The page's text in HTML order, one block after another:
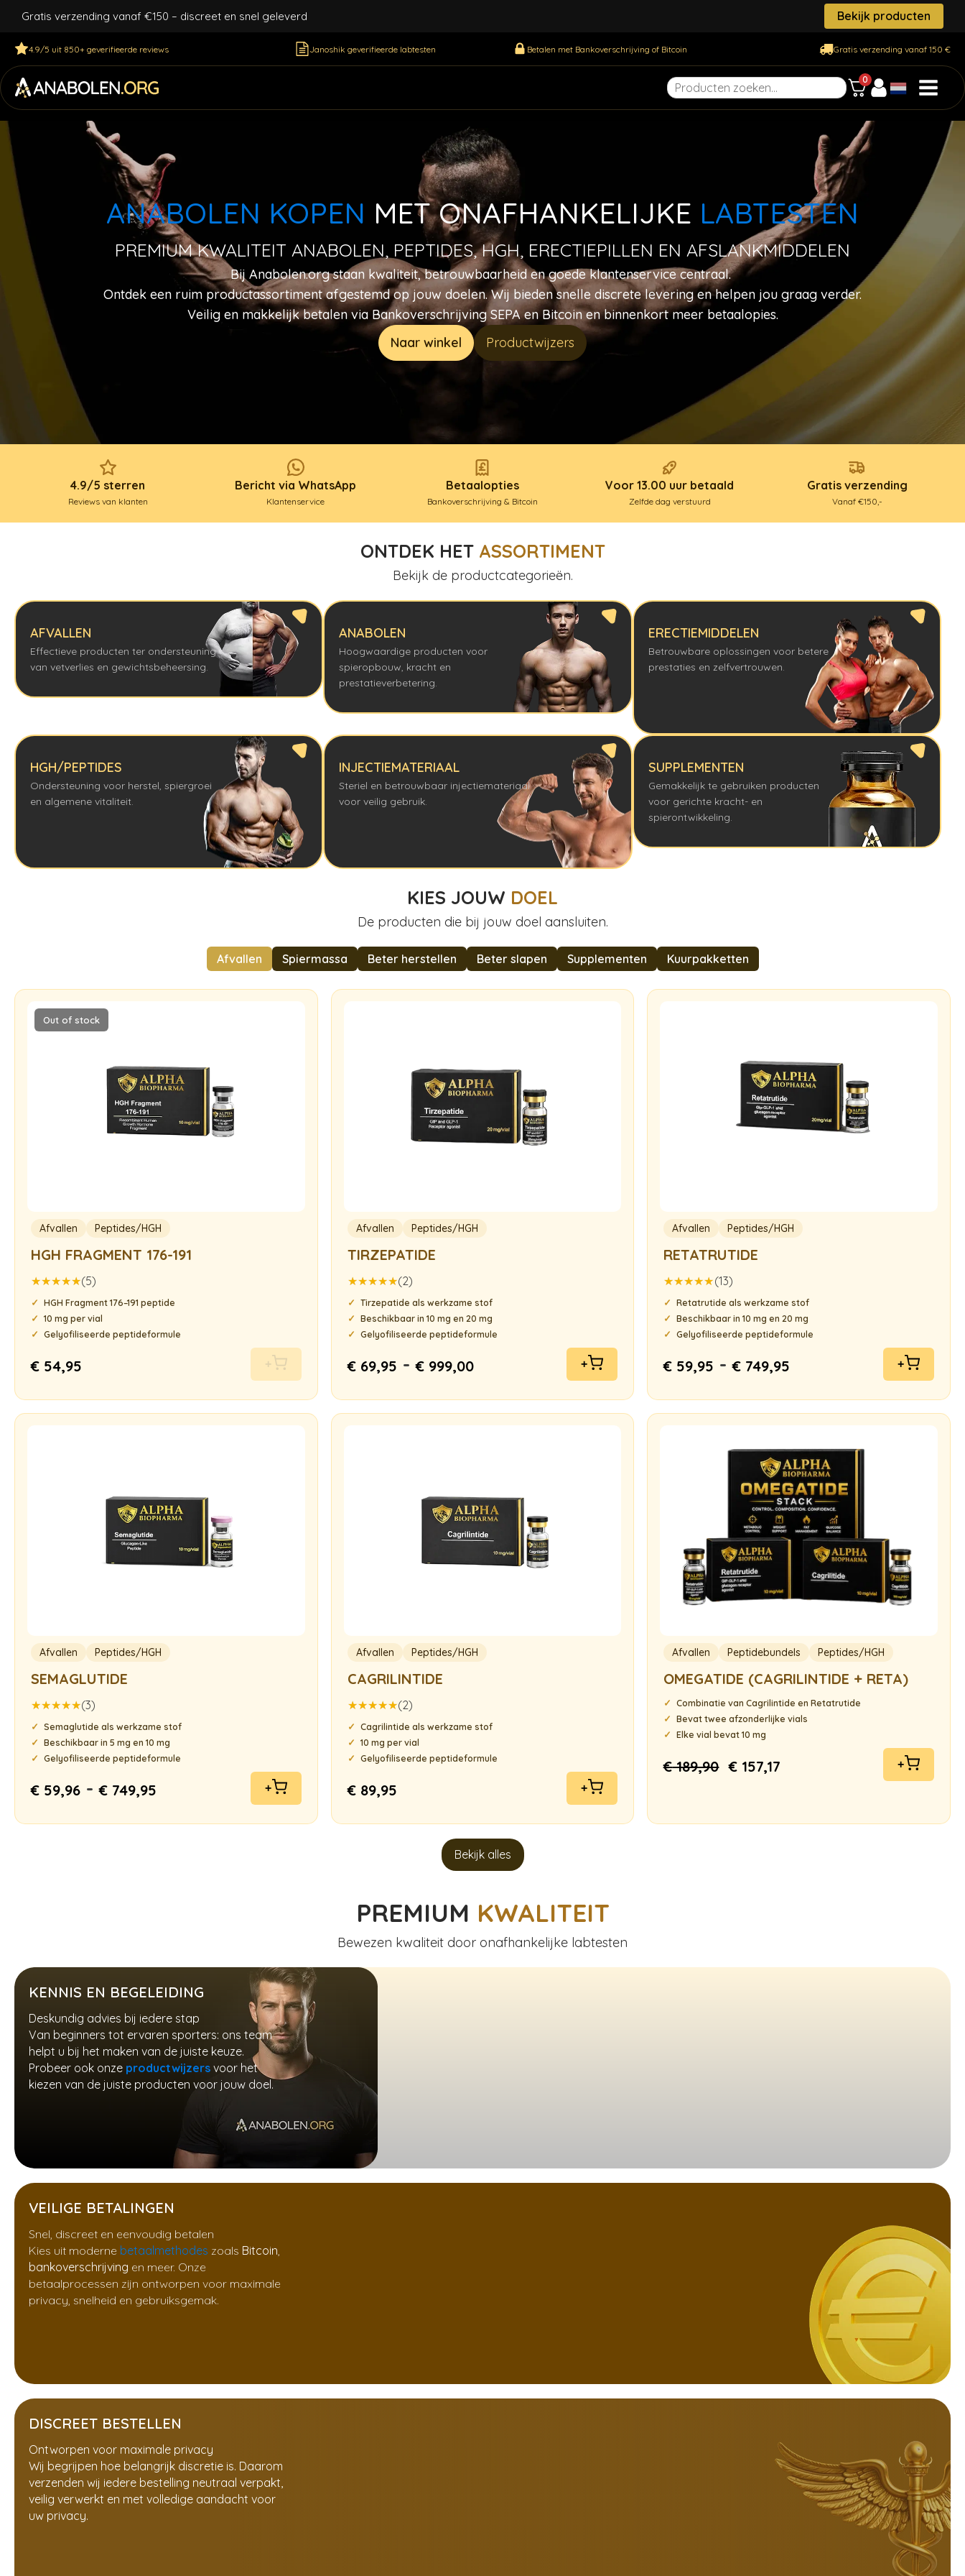
Gratis verzending vanaf €150 – discreet en snel geleverd Bekijk producten
4.9/5 uit 850+ geverifieerde reviews Janoshik geverifieerde labtesten Betalen met Bankoverschrijving of Bitcoin Gratis verzending vanaf 150 €
0
ANABOLEN KOPEN MET ONAFHANKELIJKE LABTESTEN
PREMIUM KWALITEIT ANABOLEN, PEPTIDES, HGH, ERECTIEPILLEN EN AFSLANKMIDDELEN
Bij Anabolen.org staan kwaliteit, betrouwbaarheid en goede klantenservice centraal.
Ontdek een ruim productassortiment afgestemd op jouw doelen. Wij bieden snelle discrete levering en helpen jou graag verder.
Veilig en makkelijk betalen via Bankoverschrijving SEPA en Bitcoin en binnenkort meer betaalopies.
Naar winkel
Productwijzers
4.9/5 sterren
Reviews van klanten
Bericht via WhatsApp
Klantenservice
Betaalopties
Bankoverschrijving & Bitcoin
Voor 13.00 uur betaald
Zelfde dag verstuurd
Gratis verzending
Vanaf €150,-
ONTDEK HET ASSORTIMENT
Bekijk de productcategorieën.
AFVALLEN
Effectieve producten ter ondersteuning
van vetverlies en gewichtsbeheersing.
ANABOLEN
Hoogwaardige producten voor
spieropbouw, kracht en
prestatieverbetering.
ERECTIEMIDDELEN
Betrouwbare oplossingen voor betere
prestaties en zelfvertrouwen.
HGH/PEPTIDES
Ondersteuning voor herstel, spiergroei
en algemene vitaliteit.
INJECTIEMATERIAAL
Steriel en betrouwbaar injectiemateriaal
voor veilig gebruik.
SUPPLEMENTEN
Gemakkelijk te gebruiken producten
voor gerichte kracht- en
spierontwikkeling.
KIES JOUW DOEL
De producten die bij jouw doel aansluiten.
Afvallen Spiermassa Beter herstellen Beter slapen Supplementen Kuurpakketten
Out of stock
Afvallen Peptides/HGH
HGH FRAGMENT 176-191
Gewaardeerd
5.00uit 5
(5)
HGH Fragment 176–191 peptide
10 mg per vial
Gelyofiliseerde peptideformule
€ 54,95 +
Afvallen Peptides/HGH
TIRZEPATIDE
Gewaardeerd
5.00uit 5
(2)
Tirzepatide als werkzame stof
Beschikbaar in 10 mg en 20 mg
Gelyofiliseerde peptideformule
€69,95 - €999,00 +
Afvallen Peptides/HGH
RETATRUTIDE
Gewaardeerd
5.00uit 5
(13)
Retatrutide als werkzame stof
Beschikbaar in 10 mg en 20 mg
Gelyofiliseerde peptideformule
€ 59,95 - € 749,95 +
Afvallen Peptides/HGH
SEMAGLUTIDE
Gewaardeerd
5.00uit 5
(3)
Semaglutide als werkzame stof
Beschikbaar in 5 mg en 10 mg
Gelyofiliseerde peptideformule
€ 59,96 - € 749,95 +
Afvallen Peptides/HGH
CAGRILINTIDE
Gewaardeerd
5.00uit 5
(2)
Cagrilintide als werkzame stof
10 mg per vial
Gelyofiliseerde peptideformule
€89,95 +
Afvallen Peptidebundels Peptides/HGH
OMEGATIDE (CAGRILINTIDE + RETA)
Combinatie van Cagrilintide en Retatrutide
Bevat twee afzonderlijke vials
Elke vial bevat 10 mg
€189,90 € 157,17 +
Bekijk alles
PREMIUM KWALITEIT
Bewezen kwaliteit door onafhankelijke labtesten
KENNIS EN BEGELEIDING
Deskundig advies bij iedere stap
Van beginners tot ervaren sporters: ons team
helpt u bij het maken van de juiste keuze.
Probeer ook onze productwijzers voor het
kiezen van de juiste producten voor jouw doel.
VEILIGE BETALINGEN
Snel, discreet en eenvoudig betalen
Kies uit moderne betaalmethodes zoals Bitcoin,
bankoverschrijving en meer. Onze
betaalprocessen zijn ontworpen voor maximale
privacy, snelheid en gebruiksgemak.
DISCREET BESTELLEN
Ontworpen voor maximale privacy
Wij begrijpen hoe belangrijk discretie is. Daarom
verzenden wij iedere bestelling neutraal verpakt,
veilig verwerkt en met volledige aandacht voor
uw privacy.